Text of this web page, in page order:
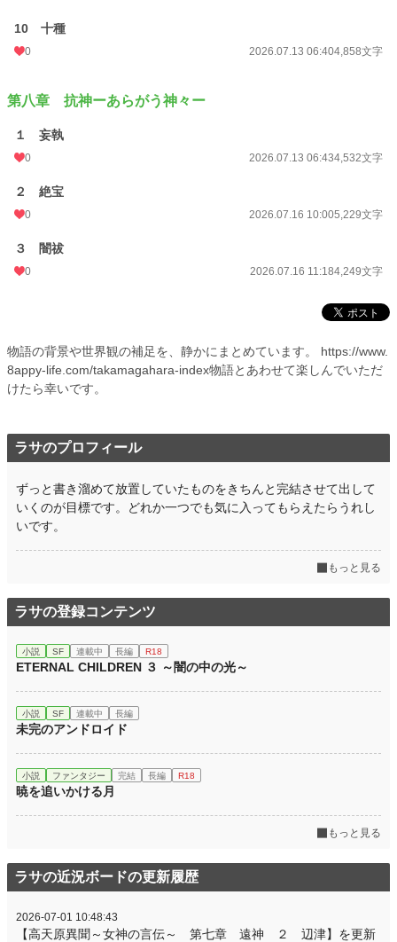
10 十種
0 2026.07.13 06:404,858文字
第八章 抗神ーあらがう神々ー
１ 妄執
0 2026.07.13 06:434,532文字
２ 絶宝
0 2026.07.16 10:005,229文字
３ 闇祓
0 2026.07.16 11:184,249文字
物語の背景や世界観の補足を、静かにまとめています。 https://www.
8appy-life.com/takamagahara-index物語とあわせて楽しんでいただ
けたら幸いです。
ラサのプロフィール
ずっと書き溜めて放置していたものをきちんと完結させて出して
いくのが目標です。どれか一つでも気に入ってもらえたらうれし
いです。
もっと見る
ラサの登録コンテンツ
小説 SF 連載中 長編 R18
ETERNAL CHILDREN ３ ～闇の中の光～
小説 SF 連載中 長編
未完のアンドロイド
小説 ファンタジー 完結 長編 R18
暁を追いかける月
もっと見る
ラサの近況ボードの更新履歴
2026-07-01 10:48:43
【高天原異聞～女神の言伝～ 第七章 遠神 ２ 辺津】を更新